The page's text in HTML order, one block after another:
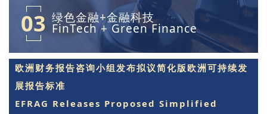
03 绿色金融+金融科技
FinTech + Green Finance
欧洲财务报告咨询小组发布拟议简化版欧洲可持续发
展报告标准
EFRAG Releases Proposed Simplified